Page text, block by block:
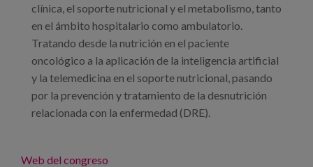
clínica, el soporte nutricional y el metabolismo, tanto
en el ámbito hospitalario como ambulatorio.
Tratando desde la nutrición en el paciente
oncológico a la aplicación de la inteligencia artificial
y la telemedicina en el soporte nutricional, pasando
por la prevención y tratamiento de la desnutrición
relacionada con la enfermedad (DRE).
Web del congreso